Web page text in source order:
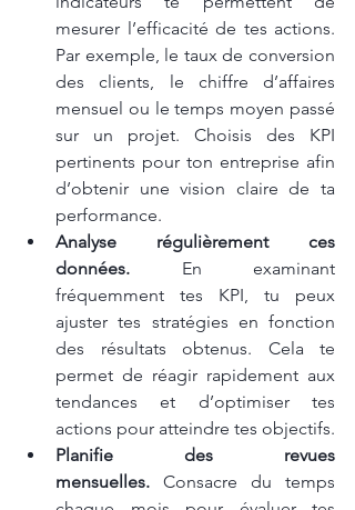
mesurer l’efficacité de tes actions.
Par exemple, le taux de conversion
des clients, le chiffre d’affaires
mensuel ou le temps moyen passé
sur un projet. Choisis des KPI
pertinents pour ton entreprise afin
d’obtenir une vision claire de ta
performance.
Analyse régulièrement ces
données. En examinant
fréquemment tes KPI, tu peux
ajuster tes stratégies en fonction
des résultats obtenus. Cela te
permet de réagir rapidement aux
tendances et d’optimiser tes
actions pour atteindre tes objectifs.
Planifie des revues
mensuelles. Consacre du temps